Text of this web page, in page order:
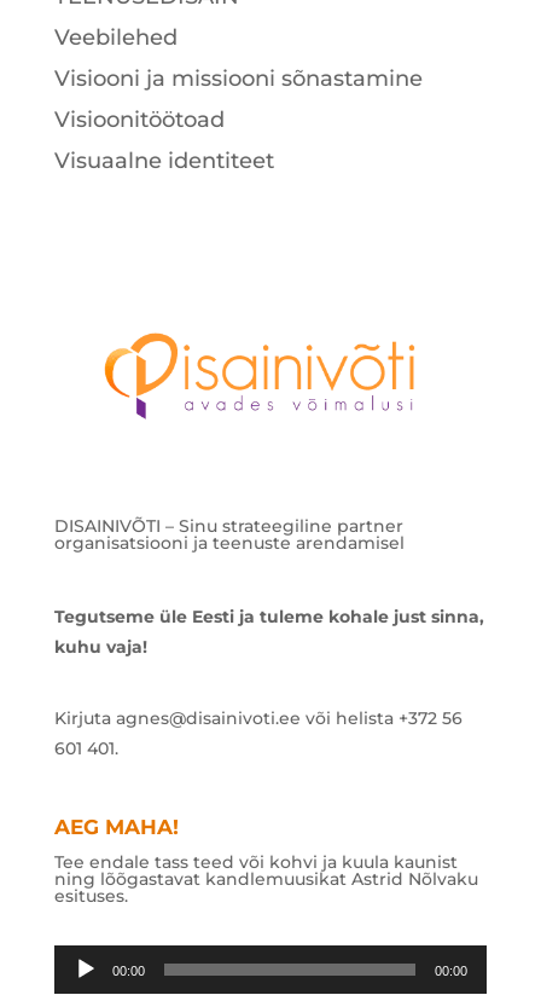
Veebilehed
Visiooni ja missiooni sõnastamine
Visioonitöötoad
Visuaalne identiteet
DISAINIVÕTI – Sinu strateegiline partner
organisatsiooni ja teenuste arendamisel
Tegutseme üle Eesti ja tuleme kohale just sinna,
kuhu vaja!
Kirjuta agnes@disainivoti.ee või helista +372 56
601 401.
AEG MAHA!
Tee endale tass teed või kohvi ja kuula kaunist
ning lõõgastavat kandlemuusikat Astrid Nõlvaku
esituses.
Audioesitaja
00:00 00:00